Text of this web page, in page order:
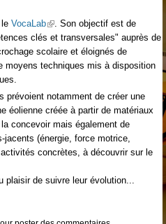
is external)
VocaLab(link is external)
. Son objectif est de
clés et transversales" auprès de
scolaire et éloignés de
moyens techniques mis à disposition
prévoient notamment de créer une
éolienne créée à partir de matériaux
concevoir mais également de
(énergie, force motrice,
concrètes, à découvrir sur le
de suivre leur évolution...